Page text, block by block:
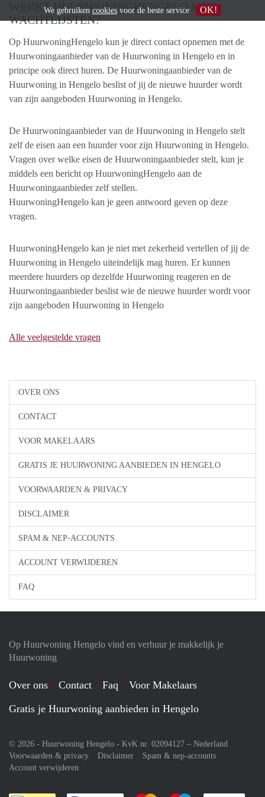
OVER ONS
CONTACT
VOOR MAKELAARS
GRATIS JE HUURWONING AANBIEDEN IN HENGELO
VOORWAARDEN & PRIVACY
DISCLAIMER
SPAM & NEP-ACCOUNTS
ACCOUNT VERWIJDEREN
FAQ
WERKT HUURWONINGHENGELO MET
WACHTLIJSTEN?
Op HuurwoningHengelo kun je direct contact opnemen met de
Huurwoningaanbieder van de Huurwoning in Hengelo en in
principe ook direct huren. De Huurwoningaanbieder van de
Huurwoning in Hengelo beslist of jij de nieuwe huurder wordt
van zijn aangeboden Huurwoning in Hengelo.
De Huurwoningaanbieder van de Huurwoning in Hengelo stelt
zelf de eisen aan een huurder voor zijn Huurwoning in Hengelo.
Vragen over welke eisen de Huurwoningaanbieder stelt, kun je
middels een bericht op HuurwoningHengelo aan de
Huurwoningaanbieder zelf stellen.
HuurwoningHengelo kan je geen antwoord geven op deze
vragen.
HuurwoningHengelo kan je niet met zekerheid vertellen of jij de
Huurwoning in Hengelo uiteindelijk mag huren. Er kunnen
meerdere huurders op dezelfde Huurwoning reageren en de
Huurwoningaanbieder beslist wie de nieuwe huurder wordt voor
zijn aangeboden Huurwoning in Hengelo
Alle veelgestelde vragen
Op Huurwoning Hengelo vind en verhuur je makkelijk je
Huurwoning
Over ons Contact Faq
Voor Makelaars
Gratis je Huurwoning aanbieden in Hengelo
© 2026 - Huurwoning Hengelo - KvK nr. 02094127 – Nederland
Voorwaarden & privacy
Disclaimer
Spam & nep-accounts
Account verwijderen
We gebruiken cookies voor de beste service OK!